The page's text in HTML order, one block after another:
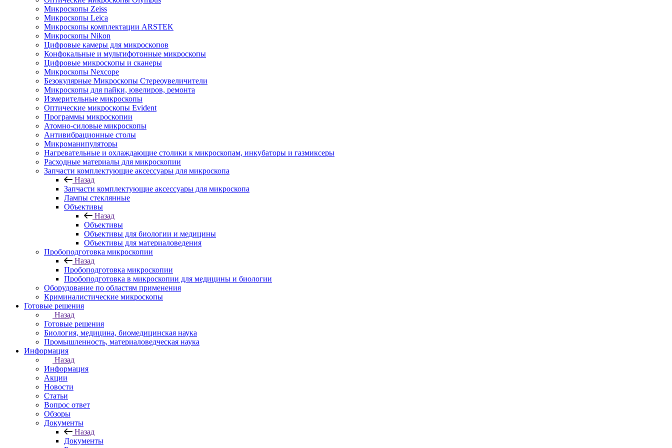
Микроскопы Zeiss
Микроскопы Leica
Микроскопы комплектации ARSTEK
Микроскопы Nikon
Цифровые камеры для микроскопов
Конфокальные и мультифотонные микроскопы
Цифровые микроскопы и сканеры
Микроскопы Nexcope
Безокулярные Микроскопы Стереоувеличители
Микроскопы для пайки, ювелиров, ремонта
Измерительные микроскопы
Оптические микроскопы Evident
Программы микроскопии
Атомно-силовые микроскопы
Антивибрационные столы
Микроманипуляторы
Нагревательные и охлаждающие столики к микроскопам, инкубаторы и газмиксеры
Расходные материалы для микроскопии
Запчасти комплектующие аксессуары для микроскопа
Назад
Запчасти комплектующие аксессуары для микроскопа
Лампы стеклянные
Объективы
Назад
Объективы
Объективы для биологии и медицины
Объективы для материаловедения
Пробоподготовка микроскопии
Назад
Пробоподготовка микроскопии
Пробоподготовка в микроскопии для медицины и биологии
Оборудование по областям применения
Криминалистические микроскопы
Готовые решения
Назад
Готовые решения
Биология, медицина, биомедицинская наука
Промышленность, материаловедческая наука
Информация
Назад
Информация
Акции
Новости
Статьи
Вопрос ответ
Обзоры
Документы
Назад
Документы